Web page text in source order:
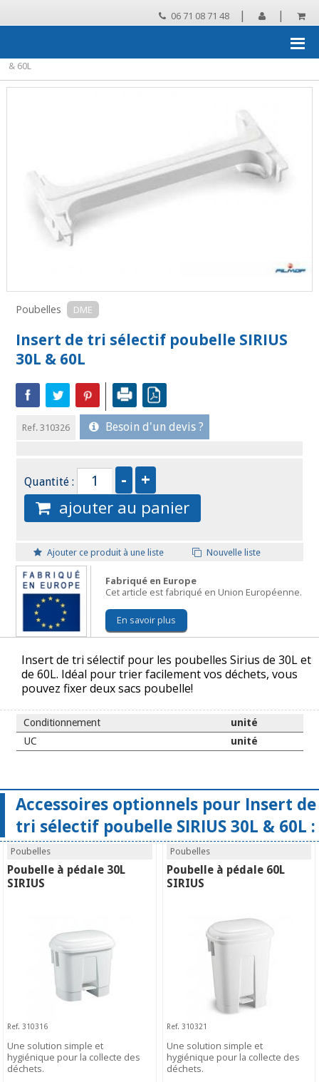
06 71 08 71 48 | |
Collecte des
DME Insert de tri sélectif poubelle SIRIUS 30L
& 60L
Poubelles DME
Insert de tri sélectif poubelle SIRIUS
30L & 60L
Ref. 310326 Besoin d'un devis ?
Quantité :
ajouter au panier
Ajouter ce produit à une liste Nouvelle liste
Fabriqué en Europe
Cet article est fabriqué en Union Européenne.
En savoir plus
Insert de tri sélectif pour les poubelles Sirius de 30L et
de 60L. Idéal pour trier facilement vos déchets, vous
pouvez fixer deux sacs poubelle!
Conditionnement
unité
UC
unité
Accessoires optionnels pour Insert de
tri sélectif poubelle SIRIUS 30L & 60L :
Poubelles
Poubelle à pédale 30L
SIRIUS
Ref. 310316
Une solution simple et
hygiénique pour la collecte des
déchets.
Poubelles
Poubelle à pédale 60L
SIRIUS
Ref. 310321
Une solution simple et
hygiénique pour la collecte des
déchets.